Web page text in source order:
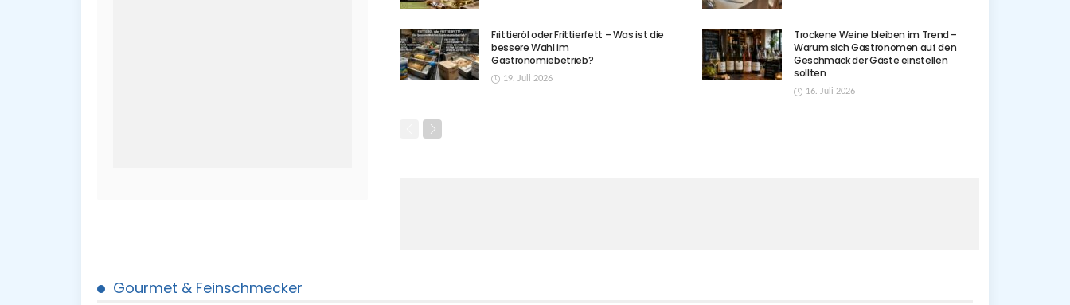
Frittieröl oder Frittierfett – Was ist die
bessere Wahl im
Gastronomiebetrieb?
19. Juli 2026
Trockene Weine bleiben im Trend –
Warum sich Gastronomen auf den
Geschmack der Gäste einstellen
sollten
16. Juli 2026
Gourmet & Feinschmecker